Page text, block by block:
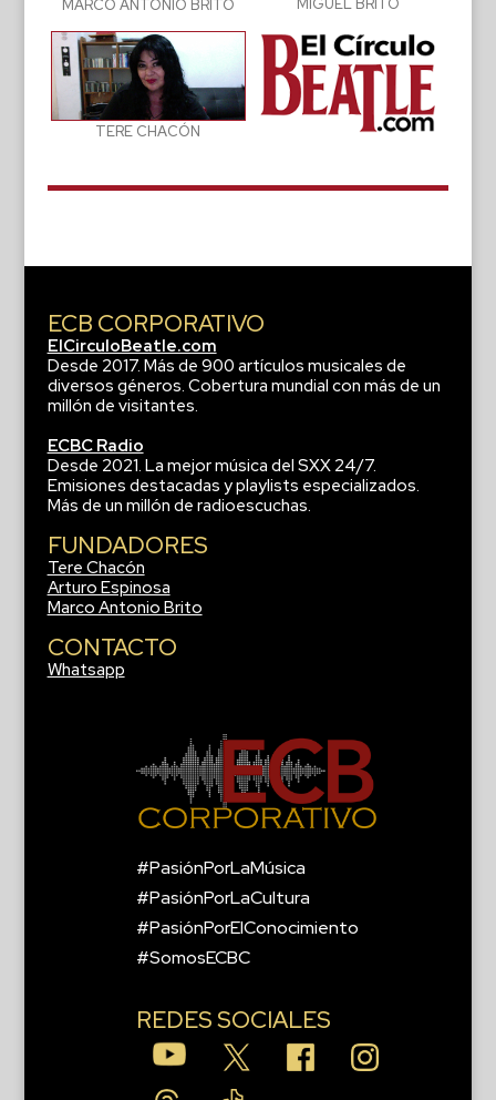
MARCO ANTONIO BRITO MIGUEL BRITO
TERE CHACÓN
ECB CORPORATIVO
ElCirculoBeatle.com
Desde 2017. Más de 900 artículos musicales de
diversos géneros. Cobertura mundial con más de un
millón de visitantes.
ECBC Radio
Desde 2021. La mejor música del SXX 24/7.
Emisiones destacadas y playlists especializados.
Más de un millón de radioescuchas.
FUNDADORES
Tere Chacón
Arturo Espinosa
Marco Antonio Brito
CONTACTO
Whatsapp
#PasiónPorLaMúsica
#PasiónPorLaCultura
#PasiónPorElConocimiento
#SomosECBC
REDES SOCIALES